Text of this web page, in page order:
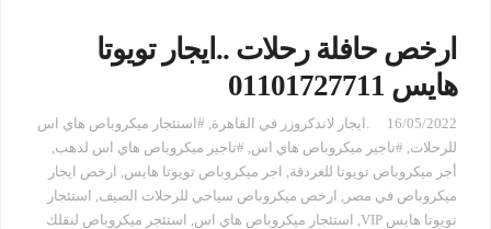
ارخص حافلة رحلات ..ايجار تويوتا
هايس 01101727711
16/05/2022 .ايجار لاندكروزر في القاهرة, #استئجار ميكروباص هاي اس
للرحلات, #تاجير ميكروباص هاي اس, #تاجير ميكروباص هاي اس لدهب,
أجر ميكروباص تويوتا للغردقة, اجر ميكروباص تويوتا هايس, ارخص ايجار
ميكروباص في مصر , ارخص ميكروباص سياحي للرحلات الصيف, استئجار
تويوتا هايس VIP
, استئجار ميكروباص هاي اس, استئجر ميكروباص لنقلك